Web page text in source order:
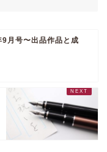
月号〜出品作品と成